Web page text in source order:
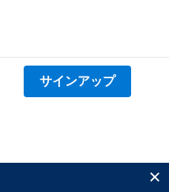
サインアップ